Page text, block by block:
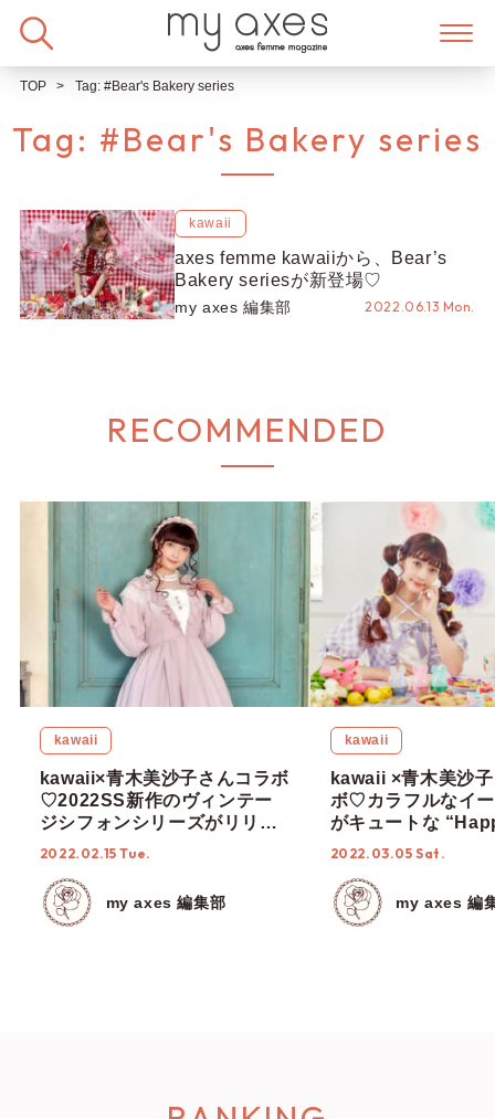
TOP Tag: #Bear's Bakery series
Tag: #Bear's Bakery series
kawaii
axes femme kawaiiから、Bear’s
Bakery seriesが新登場♡
my axes 編集部 2022.06.13 Mon.
RECOMMENDED
kawaii
kawaii×青木美沙子さんコラボ
♡2022SS新作のヴィンテー
ジシフォンシリーズがリリー
ス！
2022.02.15 Tue.
my axes 編集部
kawaii
kawaii ×青木美沙
ボ♡カラフルなイ
がキュートな
Easter” シリーズ
2022.03.05 Sat.
my axes 編